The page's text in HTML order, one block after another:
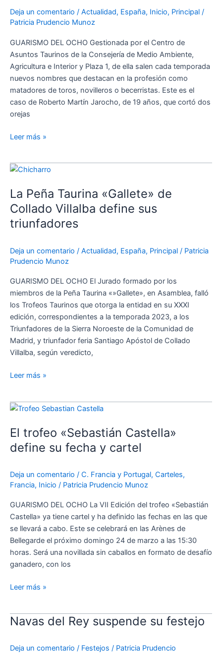
Deja un comentario / Actualidad, España, Inicio, Principal /
Patricia Prudencio Munoz
GUARISMO DEL OCHO Gestionada por el Centro de
Asuntos Taurinos de la Consejería de Medio Ambiente,
Agricultura e Interior y Plaza 1, de ella salen cada temporada
nuevos nombres que destacan en la profesión como
matadores de toros, novilleros o becerristas. Este es el
caso de Roberto Martín Jarocho, de 19 años, que cortó dos
orejas
cerca
de
alumnos
para
convertirlos
en
promesas
del
toreo
Leer más »
La Peña Taurina «Gallete» de
Collado Villalba define sus
triunfadores
Deja un comentario / Actualidad, España, Principal / Patricia
Prudencio Munoz
GUARISMO DEL OCHO El Jurado formado por los
miembros de la Peña Taurina «»Gallete», en Asamblea, falló
los Trofeos Taurinos que otorga la entidad en su XXXI
edición, correspondientes a la temporada 2023, a los
Triunfadores de la Sierra Noroeste de la Comunidad de
Madrid, y triunfador feria Santiago Apóstol de Collado
Villalba, según veredicto,
La
Taurina
«Gallete»
Collado
define
sus
Leer más »
El trofeo «Sebastián Castella»
define su fecha y cartel
Deja un comentario / C. Francia y Portugal, Carteles,
Francia, Inicio / Patricia Prudencio Munoz
GUARISMO DEL OCHO La VII Edición del trofeo «Sebastián
Castella» ya tiene cartel y ha definido las fechas en las que
se llevará a cabo. Este se celebrará en las Arènes de
Bellegarde el próximo domingo 24 de marzo a las 15:30
horas. Será una novillada sin caballos en formato de desafío
ganadero, con los
El
«Sebastián
Castella»
define
fecha
cartel
Leer más »
Navas del Rey suspende su festejo
Deja un comentario / Festejos / Patricia Prudencio
Navas
Rey
suspende